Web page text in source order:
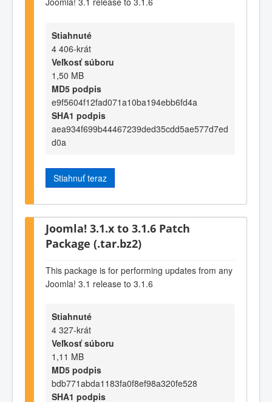
Stiahnuté
4 406-krát
Veľkosť súboru
1,50 MB
MD5 podpis
e9f5604f12fad071a10ba194ebb6fd4a
SHA1 podpis
aea934f699b44467239ded35cdd5ae577d7ed
d0a
Stiahnuť teraz
Joomla! 3.1.x to 3.1.6 Patch
Package (.tar.bz2)
This package is for performing updates from any
Joomla! 3.1 release to 3.1.6
Stiahnuté
4 327-krát
Veľkosť súboru
1,11 MB
MD5 podpis
bdb771abda1183fa0f8ef98a320fe528
SHA1 podpis